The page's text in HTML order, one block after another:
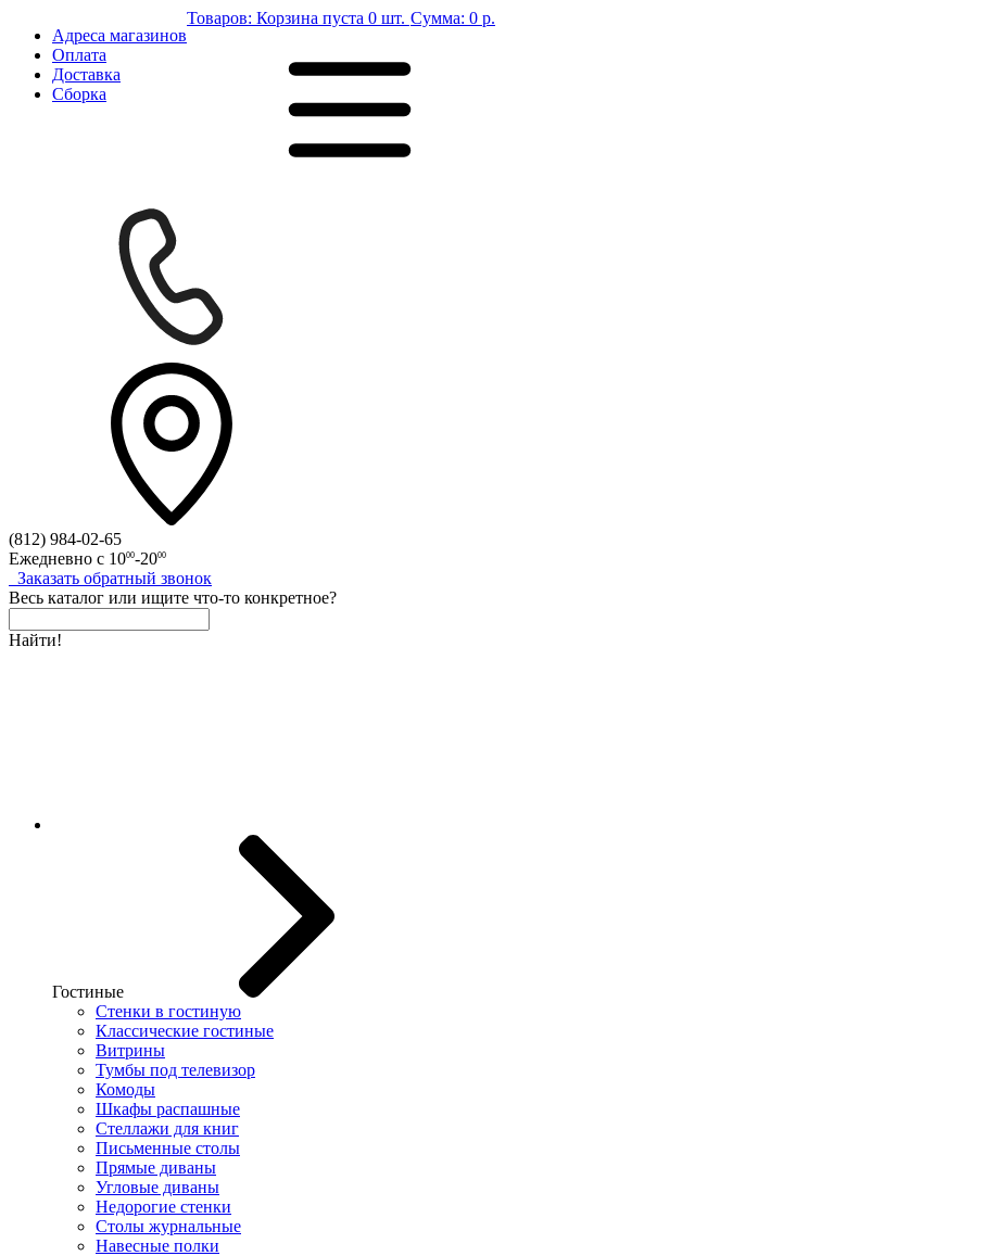
Адреса магазинов
Оплата
Доставка
Сборка
Товаров: Корзина пуста 0 шт. Сумма: 0 р.
(812) 984-02-65
Ежедневно с 1000-2000
Заказать обратный звонок
Весь каталог или ищите что-то конкретное?
Найти!
Гостиные
Стенки в гостиную
Классические гостиные
Витрины
Тумбы под телевизор
Комоды
Шкафы распашные
Стеллажи для книг
Письменные столы
Прямые диваны
Угловые диваны
Недорогие стенки
Столы журнальные
Навесные полки